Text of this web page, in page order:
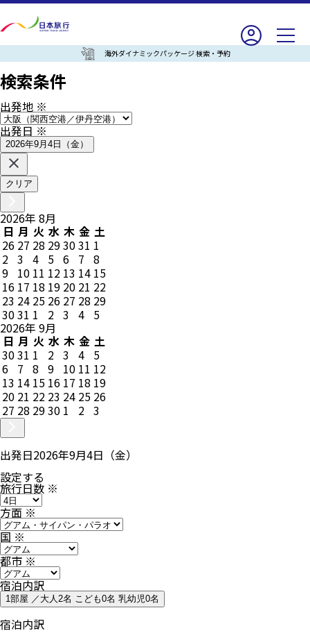
海外ダイナミックパッケージ 検索・予約
検索条件
出発地 ※
出発日※
2026年9月4日（金）
クリア
2026年 8月
日 月 火 水 木 金 土
26 27 28 293031 1
2 3 4 5 6 7 8
9 10 11 12 13 14 15
16 17 18 19 20 21 22
23 24 25 26 27 28 29
3031 1 2 3 4 5
2026年 9月
日 月 火 水 木 金 土
3031 1 2 3 4 5
6 7 8 9 10 11 12
13 14 15 16 17 18 19
20 21 22 23 24 25 26
27 28 2930 1 2 3
出発日2026年9月4日（金）
設定する
旅行日数 ※
方面※
国※
都市※
宿泊内訳
1部屋 ／大人2名 こども0名 乳幼児0名
宿泊内訳